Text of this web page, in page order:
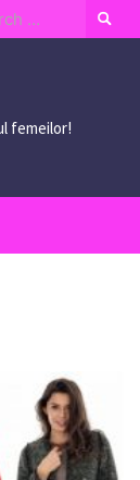
femeilor!